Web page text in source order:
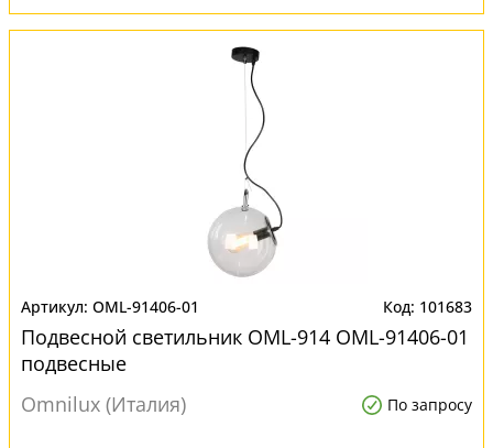
OML-91406-01 101683
Подвесной светильник OML-914 OML-91406-01
подвесные
Omnilux (Италия)
По запросу